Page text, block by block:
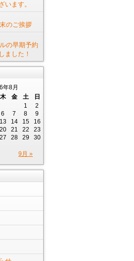
います。
のご挨拶
の早期予約
ました！
年8月
木 金 土 日
9月 »
1
2
6 7 8
9
13 14 15
16
20 21 22
23
27 28 29
30